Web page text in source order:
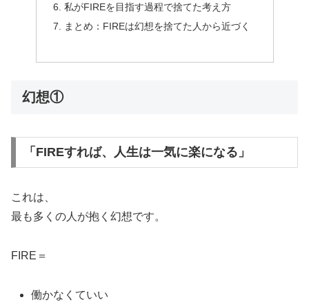
私がFIREを目指す過程で捨てた考え方
まとめ：FIREは幻想を捨てた人から近づく
幻想①
「FIREすれば、人生は一気に楽になる」
これは、
最も多くの人が抱く幻想です。
FIRE＝
働かなくていい